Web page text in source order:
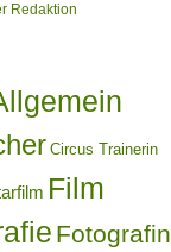
Redaktion
Circus Trainerin
Film
Fotografin